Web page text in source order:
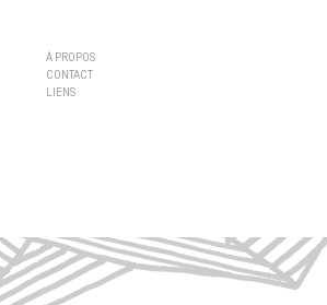
À PROPOS
CONTACT
LIENS